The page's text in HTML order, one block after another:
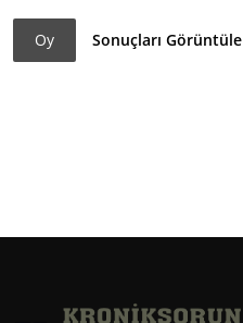
Oy Sonuçları Görüntüle